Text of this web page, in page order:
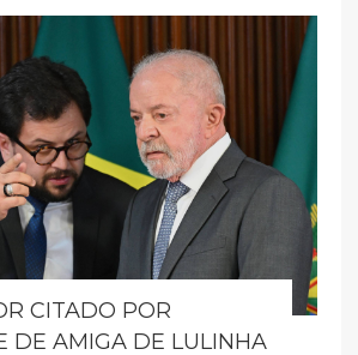
CITADO POR
DE AMIGA DE LULINHA